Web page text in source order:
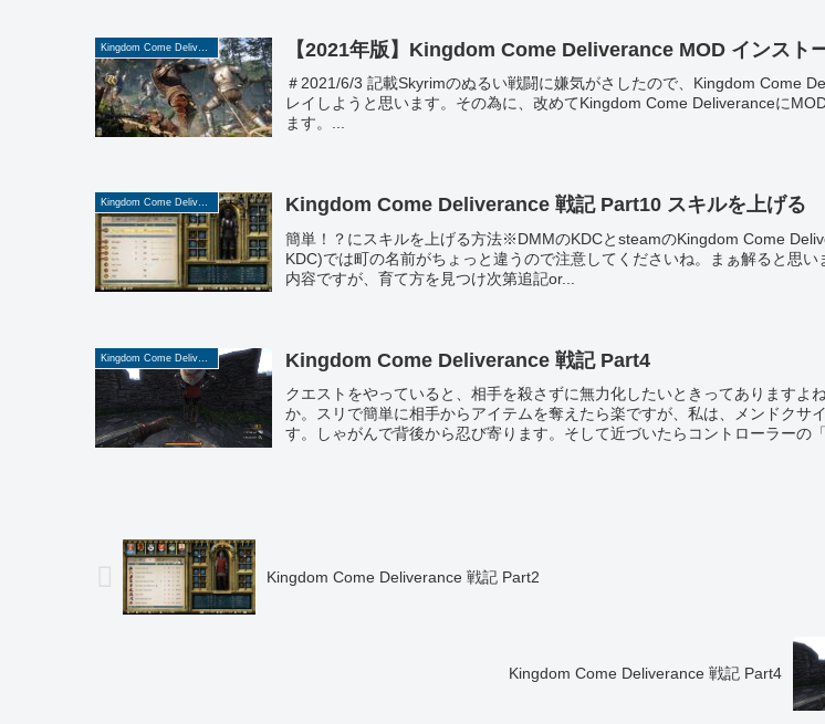
【2021年版】Kingdom Come Deliverance MOD インスト
＃2021/6/3 記載Skyrimのぬるい戦闘に嫌気がさしたので、Kingdom Come
レイしようと思います。その為に、改めてKingdom Come Deliveranceに
ます。...
Kingdom Come Deliverance Kingdom Come Deliverance 戦記 Part10 スキルを上げる
簡単！？にスキルを上げる方法※DMMのKDCとsteamのKingdom Come
KDC)では町の名前がちょっと違うので注意してくださいね。まぁ解ると思
内容ですが、育て方を見つけ次第追記or...
Kingdom Come Deliverance 戦記 Part4
クエストをやっていると、相手を殺さずに無力化したいときってありますよ
か。スリで簡単に相手からアイテムを奪えたら楽ですが、私は、メンドクサ
す。しゃがんで背後から忍び寄ります。そして近づいたらコントローラーの「
Kingdom Come Deliverance 戦記 Part2
Kingdom Come Deliverance 戦記 Part4